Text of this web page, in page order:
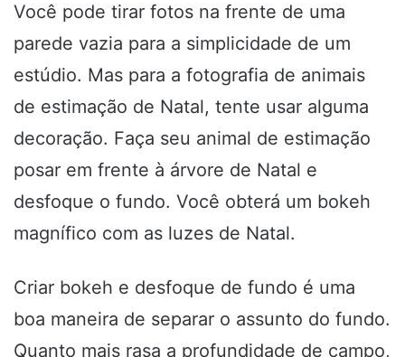
Você pode tirar fotos na frente de uma
parede vazia para a simplicidade de um
estúdio. Mas para a fotografia de animais
de estimação de Natal, tente usar alguma
decoração. Faça seu animal de estimação
posar em frente à árvore de Natal e
desfoque o fundo. Você obterá um bokeh
magnífico com as luzes de Natal.
Criar bokeh e desfoque de fundo é uma
boa maneira de separar o assunto do fundo.
Quanto mais rasa a profundidade de campo,